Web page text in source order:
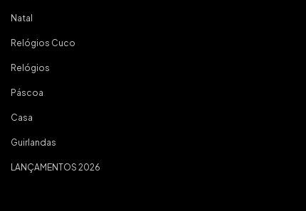
Natal
Relógios Cuco
Relógios
Páscoa
Casa
Guirlandas
LANÇAMENTOS 2026